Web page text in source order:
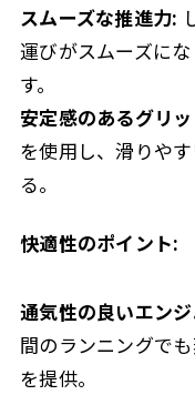
スムーズな推進力:
運びがスムーズに
す。
安定感のあるグリ
を使用し、滑りや
る。
快適性のポイント:
通気性の良いエン
間のランニングで
を提供。